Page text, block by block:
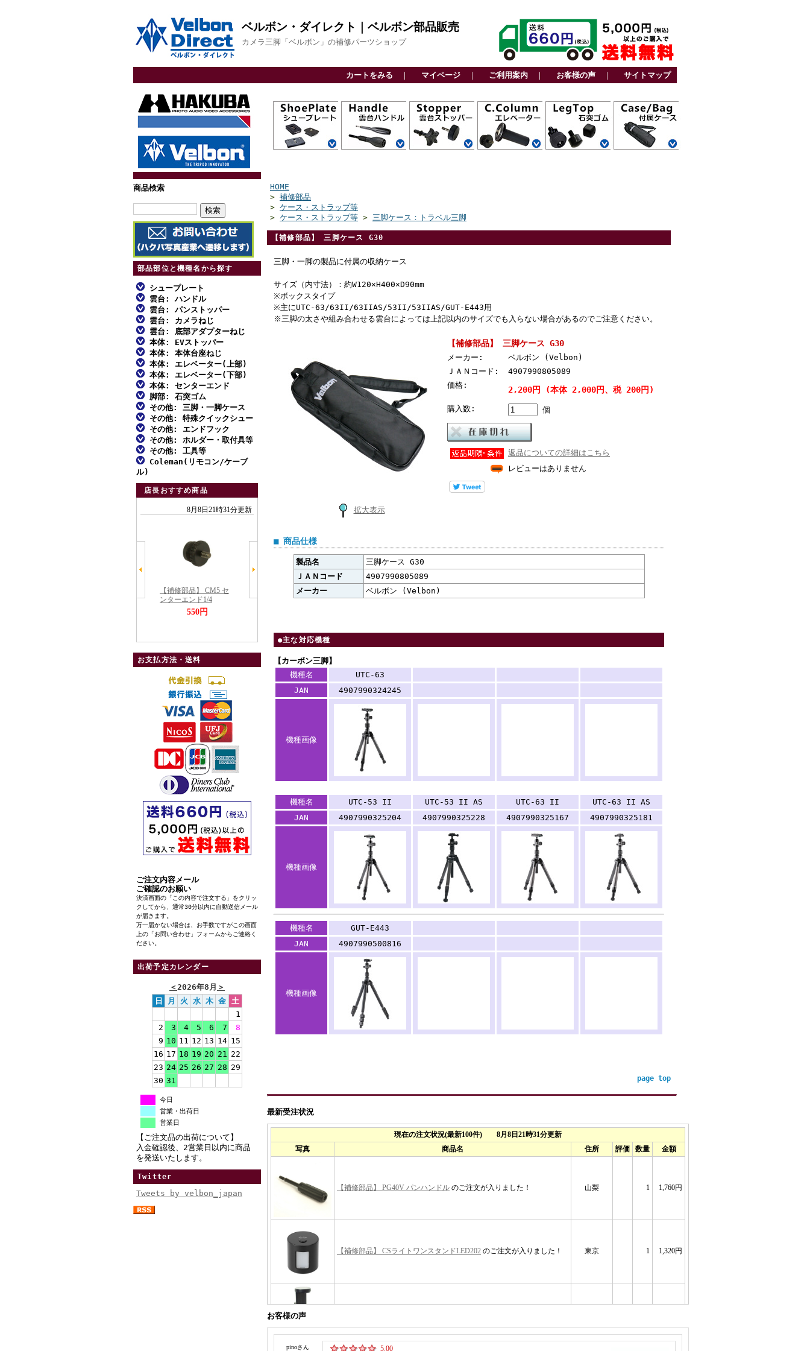
ベルボン・ダイレクト｜ベルボン部品販売
カメラ三脚「ベルボン」の補修パーツショップ
カートをみる ｜ マイページ ｜ ご利用案内 ｜ お客様の声 ｜ サイトマップ
商品検索
部品部位と機種名から探す
シュープレート
ファミリー三脚
アルミ三脚
ビデオ三脚
カーボン三脚
スタンド型一脚
一脚
雲台単品
アクセサリー
雲台: ハンドル
ファミリー三脚
アルミ三脚
ビデオ三脚
カーボン三脚
スタンド型一脚・一脚
雲台単品
アクセサリー
雲台: パンストッパー
ファミリー三脚
アルミ三脚
ビデオ三脚
カーボン三脚
スタンド型一脚・一脚
雲台単品
アクセサリー
雲台: カメラねじ
ファミリー三脚
アルミ三脚
カーボン三脚
雲台単品
アクセサリー
雲台: 底部アダプターねじ
MFスクリュー
対応一覧: ハンドル雲台
対応一覧: 自由雲台
対応一覧: アクセサリー
取付不能雲台
本体: EVストッパー
ファミリー三脚
アルミ三脚
ビデオ三脚
カーボン三脚
スタンド型一脚
アクセサリー
本体: 本体台座ねじ
アルミ三脚
カーボン三脚
スタンド型一脚・一脚
本体: エレベーター(上部)
アルミ三脚
ビデオ三脚
カーボン三脚
アクセサリー
本体: エレベーター(下部)
アルミ三脚
ビデオ三脚
カーボン三脚
アクセサリー
本体: センターエンド
アルミ三脚
ビデオ三脚
カーボン三脚01
カーボン三脚02
アクセサリー
脚部: 石突ゴム
ファミリー三脚
アルミ三脚
ビデオ三脚
カーボン三脚
一脚
アクセサリー
その他: 三脚・一脚ケース
ファミリー三脚
アルミ三脚
ビデオ三脚
カーボン三脚02
その他: 特殊クイックシュー
ダボ式シュー
その他: エンドフック
エンドフック
その他: ホルダー・取付具等
ホルダー・取付具等
その他: 工具等
工具類
Coleman(リモコン/ケーブ
ル)
付属リモコン
付属ケーブル
店長おすすめ商品
お支払方法・送料
ご注文内容メール
ご確認のお願い
決済画面の「この内容で注文する」をクリッ
クしてから、通常30分以内に自動送信メール
が届きます。
万一届かない場合は、お手数ですがこの画面
上の「お問い合わせ」フォームからご連絡く
ださい。
出荷予定カレンダー
＜2026年8月 ＞
日
月 火 水 木 金 土
1
2
3 4 5 6 7
8
9 10 11 12 13 14 15
16 17 18 19 20 21 22
23 24 25 26 27 28 29
30 31
今日
営業・出荷日
営業日
【ご注文品の出荷について】
入金確認後、2営業日以内に商品
を発送いたします。
Twitter
Tweets by velbon_japan
HOME
> 補修部品
> ケース・ストラップ等
> ケース・ストラップ等 > 三脚ケース：トラベル三脚
【補修部品】 三脚ケース G30
三脚・一脚の製品に付属の収納ケース
サイズ（内寸法）：約W120×H400×D90mm
※ボックスタイプ
※主にUTC-63/63II/63IIAS/53II/53IIAS/GUT-E443用
※三脚の太さや組み合わせる雲台によっては上記以内のサイズでも入らない場合があるのでご注意ください。
拡大表示
【補修部品】 三脚ケース G30
メーカー:
ベルボン (Velbon)
ＪＡＮコード:
4907990805089
価格:
2,200円 (本体 2,000円、税 200円)
購入数: 個
返品についての詳細はこちら
レビューはありません
■ 商品仕様
製品名
三脚ケース G30
ＪＡＮコード
4907990805089
メーカー
ベルボン (Velbon)
●主な対応機種
【カーボン三脚】
機種名
UTC-63
JAN
4907990324245
機種画像
機種名 UTC-53 II UTC-53 II AS UTC-63 II
UTC-63 II AS
JAN
4907990325204 4907990325228 4907990325167 4907990325181
機種画像
機種名 GUT-E443
JAN
4907990500816
機種画像
page top
最新受注状況
お客様の声